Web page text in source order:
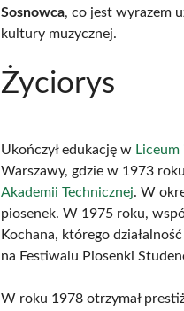
Sosnowca, co jest wyrazem
kultury muzycznej.
Życiorys
Ukończył edukację w Liceum
Warszawy, gdzie w 1973
Akademii Technicznej. W
piosenek. W 1975 roku,
Kochana, którego
na Festiwalu Piosenki
W roku 1978 otrzymał